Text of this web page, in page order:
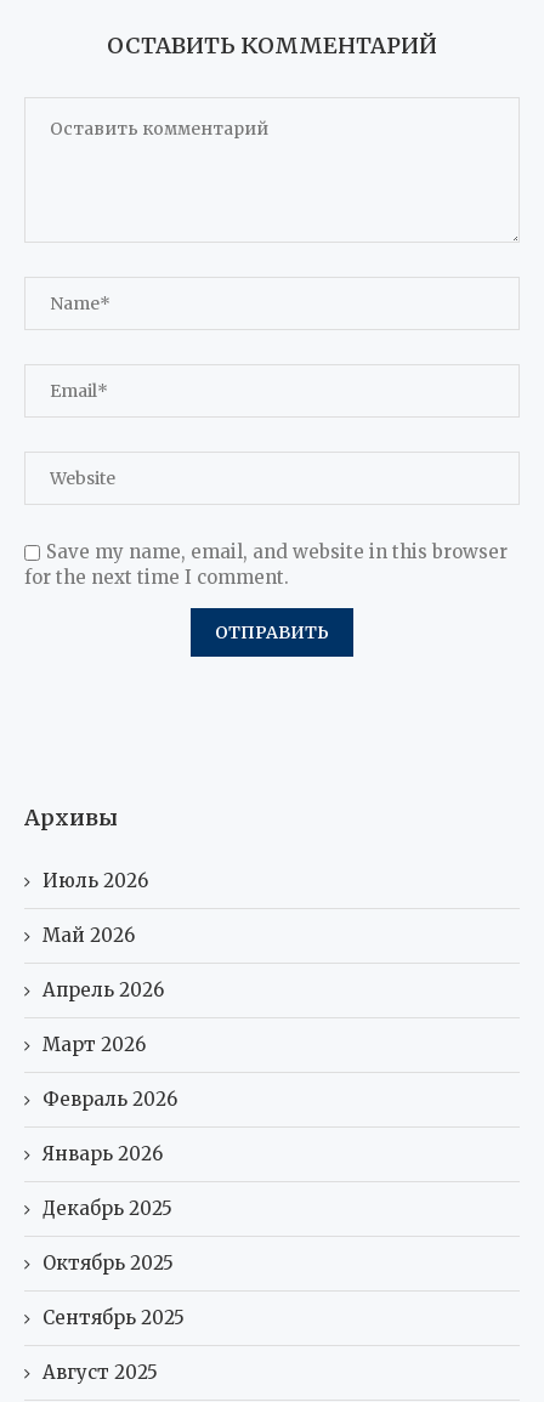
ОСТАВИТЬ КОММЕНТАРИЙ
Save my name, email, and website in this browser
for the next time I comment.
Архивы
Июль 2026
Май 2026
Апрель 2026
Март 2026
Февраль 2026
Январь 2026
Декабрь 2025
Октябрь 2025
Сентябрь 2025
Август 2025